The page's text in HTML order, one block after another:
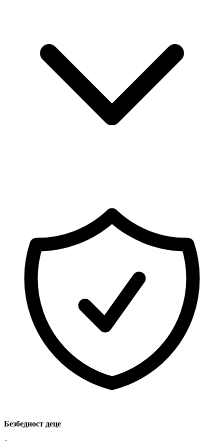
Безбедност деце